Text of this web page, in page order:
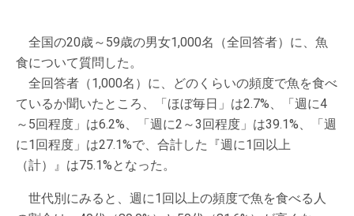
全国の20歳～59歳の男女1,000名（全回答者）に、魚
食について質問した。
全回答者（1,000名）に、どのくらいの頻度で魚を食べ
ているか聞いたところ、「ほぼ毎日」は2.7%、「週に4
～5回程度」は6.2%、「週に2～3回程度」は39.1%、「週
に1回程度」は27.1%で、合計した『週に1回以上
（計）』は75.1%となった。
世代別にみると、週に1回以上の頻度で魚を食べる人